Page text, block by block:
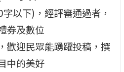
以下)，經評審通過者，
券及數位
歡迎民眾能踴躍投稿，撰
中的美好